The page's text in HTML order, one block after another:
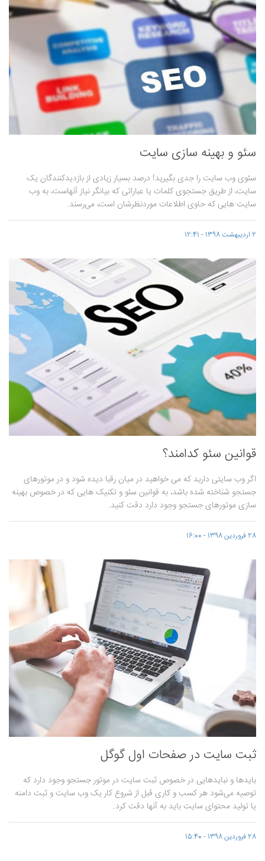
سئو و بهینه سازی سایت
سئوی وب سایت را جدی بگیرید! درصد بسیار زیادی از بازدیدکنندگان یک
سایت، از طریق جستجوی کلمات یا عباراتی که بیانگر نیاز آنهاست، به وب
سایت هایی که حاوی اطلاعات موردنظرشان است، می‌رسند.
2 اردیبهشت 1398 - 12:41
قوانین سئو کدامند؟
اگر وب سایتی دارید که می خواهید در میان رقبا دیده شود و در موتورهای
جستجو شناخته شده باشد، به قوانین سئو و تکنیک هایی که در خصوص بهینه
سازی موتورهای جستجو وجود دارد دقت کنید.
28 فروردین 1398 - 16:00
ثبت سایت در صفحات اول گوگل
بایدها و نبایدهایی در خصوص ثبت سایت در موتور جستجو وجود دارد که
توصیه می‌شود هر کسب و کاری قبل از شروع کار یک وب سایت و ثبت دامنه
یا تولید محتوای سایت باید به آنها دقت کرد.
28 فروردین 1398 - 15:40